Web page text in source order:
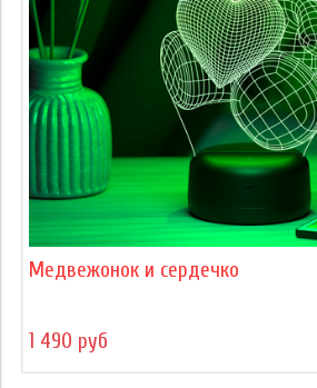
Медвежонок и сердечко
1 490 руб